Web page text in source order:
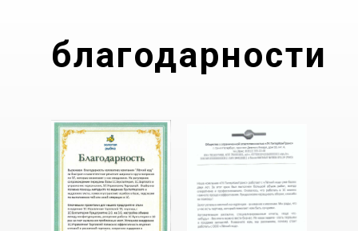
благодарности